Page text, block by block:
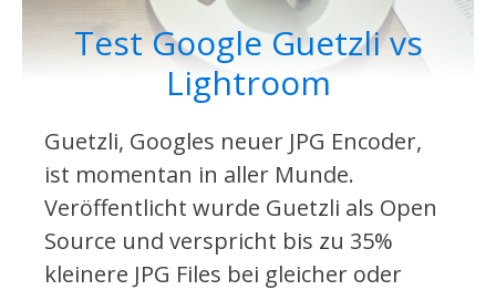
Test Google Guetzli vs
Lightroom
Guetzli, Googles neuer JPG Encoder,
ist momentan in aller Munde.
Veröffentlicht wurde Guetzli als Open
Source und verspricht bis zu 35%
kleinere JPG Files bei gleicher oder